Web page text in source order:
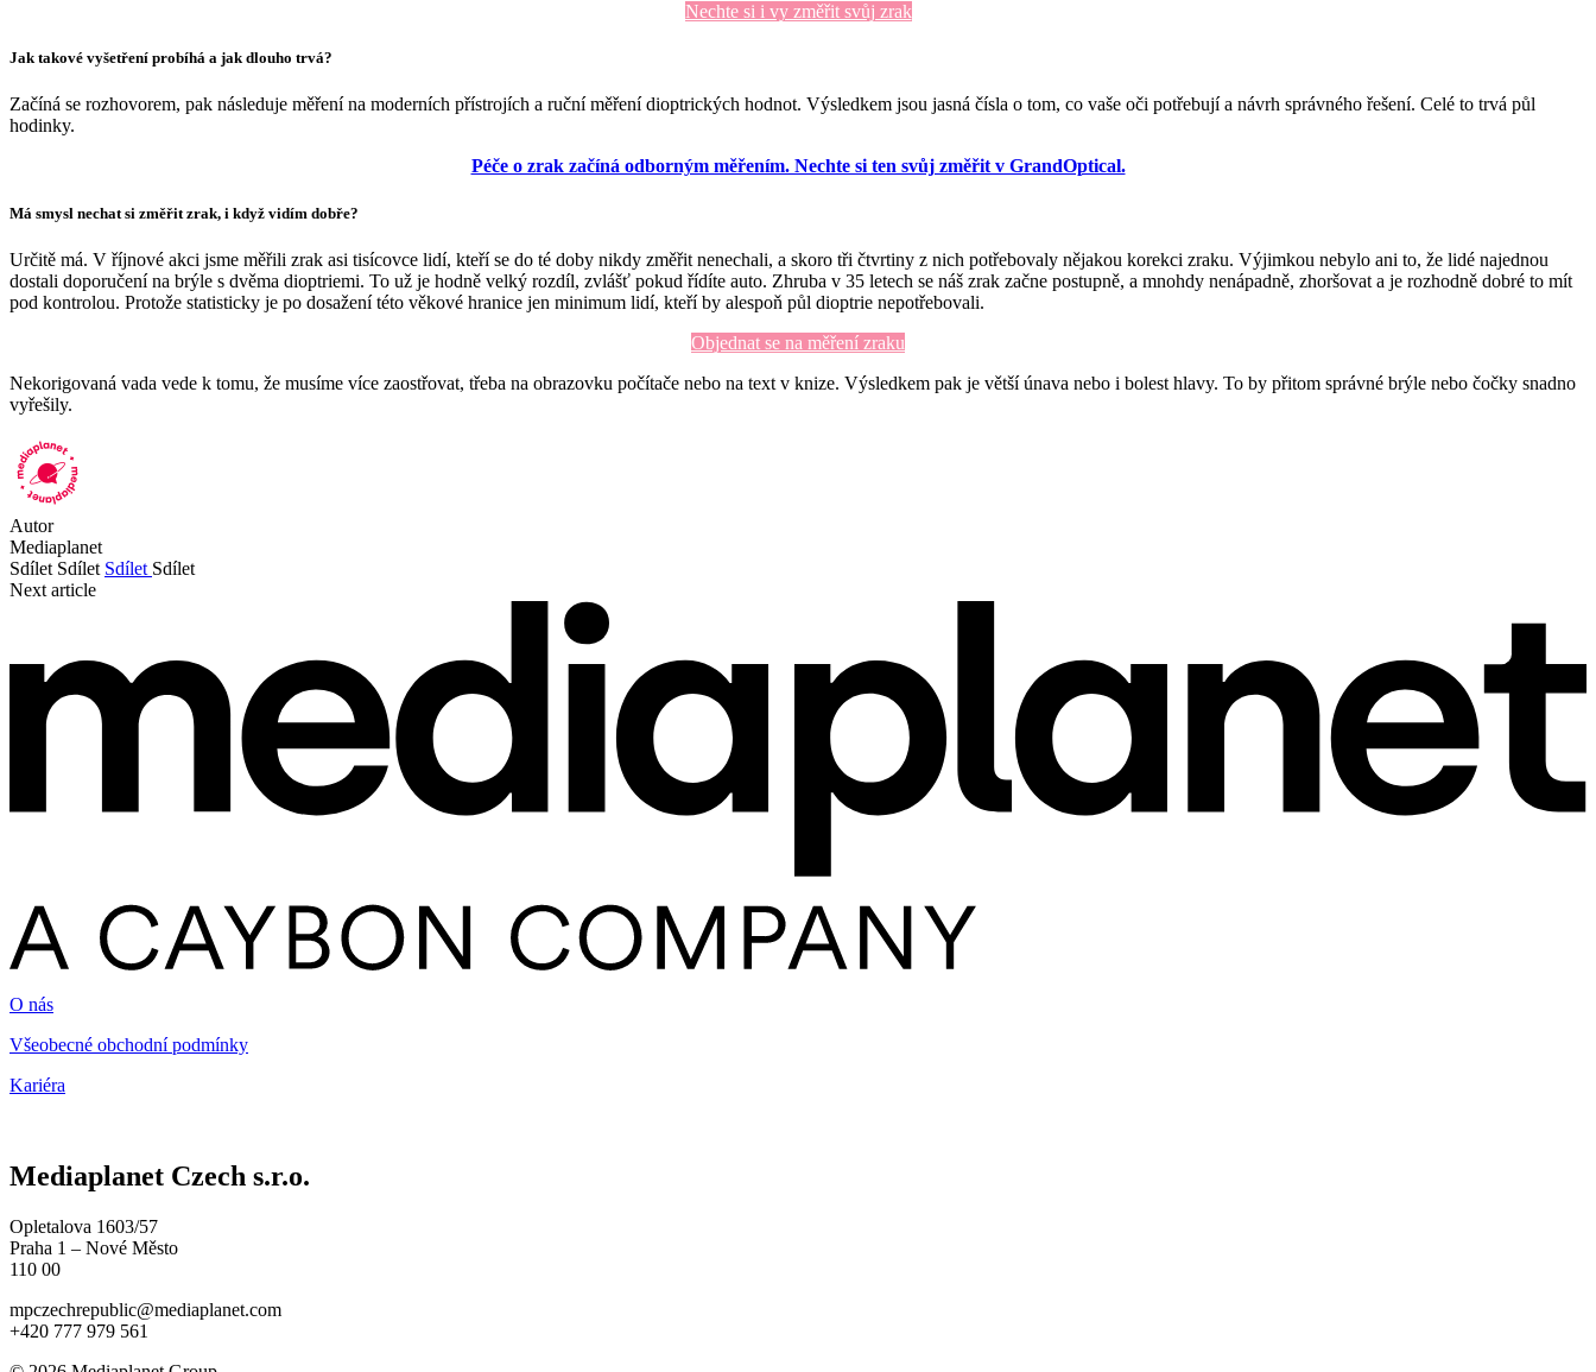
Nechte si i vy změřit svůj zrak
Jak takové vyšetření probíhá a jak dlouho trvá?
Začíná se rozhovorem, pak následuje měření na moderních přístrojích a ruční měření dioptrických hodnot. Výsledkem jsou jasná čísla o tom, co vaše oči potřebují a návrh správného řešení. Celé to trvá půl
hodinky.
Péče o zrak začíná odborným měřením. Nechte si ten svůj změřit v GrandOptical.
Má smysl nechat si změřit zrak, i když vidím dobře?
Určitě má. V říjnové akci jsme měřili zrak asi tisícovce lidí, kteří se do té doby nikdy změřit nenechali, a skoro tři čtvrtiny z nich potřebovaly nějakou korekci zraku. Výjimkou nebylo ani to, že lidé najednou
dostali doporučení na brýle s dvěma dioptriemi. To už je hodně velký rozdíl, zvlášť pokud řídíte auto. Zhruba v 35 letech se náš zrak začne postupně, a mnohdy nenápadně, zhoršovat a je rozhodně dobré to mít
pod kontrolou. Protože statisticky je po dosažení této věkové hranice jen minimum lidí, kteří by alespoň půl dioptrie nepotřebovali.
Objednat se na měření zraku
Nekorigovaná vada vede k tomu, že musíme více zaostřovat, třeba na obrazovku počítače nebo na text v knize. Výsledkem pak je větší únava nebo i bolest hlavy. To by přitom správné brýle nebo čočky snadno
vyřešily.
Autor
Mediaplanet
Sdílet Sdílet Sdílet Sdílet
Next article
O nás
Všeobecné obchodní podmínky
Kariéra
Mediaplanet Czech s.r.o.
Opletalova 1603/57
Praha 1 – Nové Město
110 00
mpczechrepublic@mediaplanet.com
+420 777 979 561